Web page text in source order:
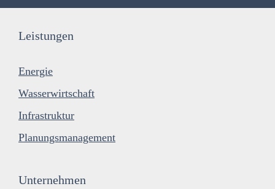
Leistungen
Energie
Wasserwirtschaft
Infrastruktur
Planungsmanagement
Unternehmen